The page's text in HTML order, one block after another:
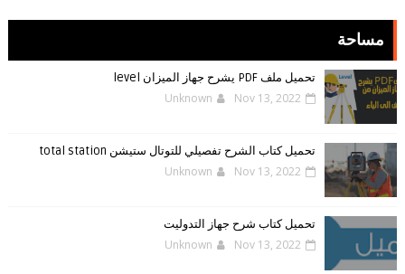
مساحة
تحميل ملف PDF يشرح جهاز الميزان level
Unknown Nov 13, 2022
تحميل كتاب الشرح تفصيلي للتوتال ستيشن total station
Unknown Nov 13, 2022
تحميل كتاب شرح جهاز التدوليت
Unknown Nov 13, 2022